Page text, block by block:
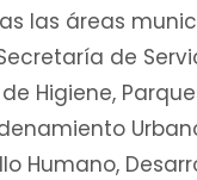
las áreas
de
Higiene,
Humano,